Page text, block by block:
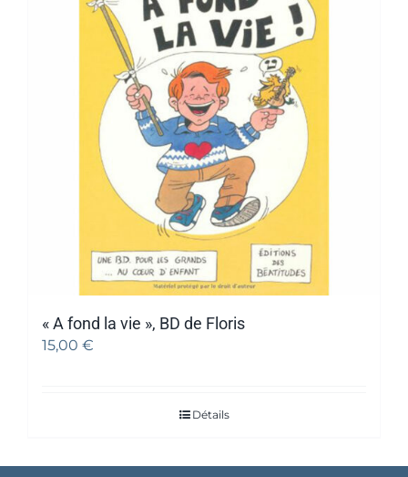
« A fond la vie », BD de Floris
15,00 €
Détails